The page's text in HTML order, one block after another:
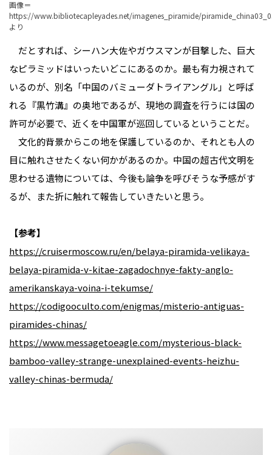
画像＝
https://www.bibliotecapleyades.net/imagenes_piramide/
より
だとすれば、シーハン大佐やガウスマンが目撃した、巨大
なピラミッドはいったいどこにあるのか。最も有力視されて
いるのが、別名「中国のバミューダトライアングル」と呼ば
れる『黒竹溝』の奥地であるが、現地の調査を行うには国の
許可が必要で、近くを中国軍が巡回しているということだ。
文化的背景からこの地を保護しているのか、それとも人の
目に触れさせたくない何かがあるのか。中国の超古代文明を
思わせる遺物については、今後も論争を呼びそうな予感がす
るが、また折に触れて報告していきたいと思う。
【参考】
https://cruisermoscow.ru/en/belaya-piramida-velikaya-
belaya-piramida-v-kitae-zagadochnye-fakty-anglo-
amerikanskaya-voina-i-tekumse/
https://codigooculto.com/enigmas/misterio-antiguas-
piramides-chinas/
https://www.messagetoeagle.com/mysterious-black-
bamboo-valley-strange-unexplained-events-heizhu-
valley-chinas-bermuda/